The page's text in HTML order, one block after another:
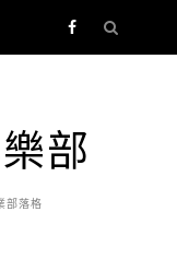
部
部落格